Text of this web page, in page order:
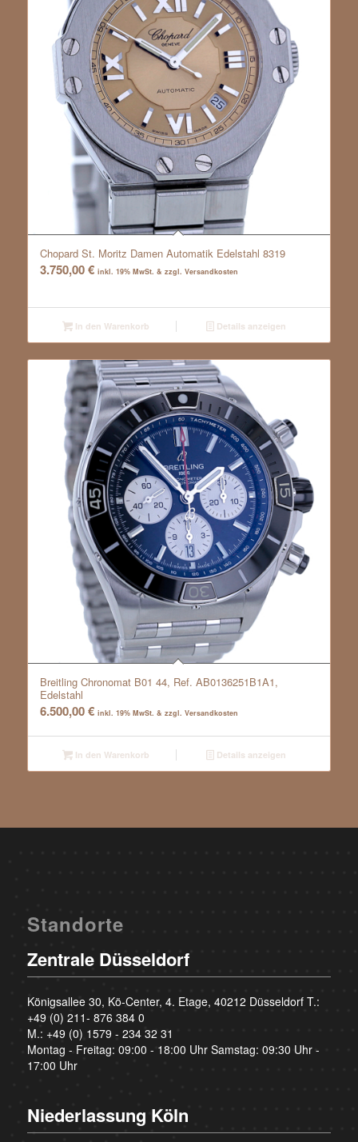
Chopard St. Moritz Damen Automatik Edelstahl 8319
3.750,00€ inkl. 19% MwSt. & zzgl. Versandkosten
In den Warenkorb Details anzeigen
Breitling Chronomat B01 44, Ref. AB0136251B1A1,
Edelstahl
6.500,00€ inkl. 19% MwSt. & zzgl. Versandkosten
In den Warenkorb Details anzeigen
Standorte
Zentrale Düsseldorf
Königsallee 30, Kö-Center, 4. Etage, 40212 Düsseldorf T.:
+49 (0) 211- 876 384 0
M.: +49 (0) 1579 - 234 32 31
Montag - Freitag: 09:00 - 18:00 Uhr Samstag: 09:30 Uhr -
17:00 Uhr
Niederlassung Köln